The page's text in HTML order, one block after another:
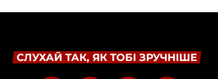
СЛУХАЙ ТАК, ЯК ТОБІ ЗРУЧНІШЕ